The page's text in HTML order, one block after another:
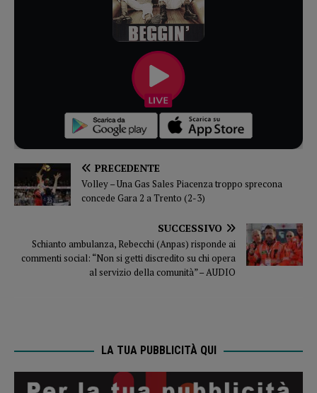
PRECEDENTE
Volley – Una Gas Sales Piacenza troppo sprecona
concede Gara 2 a Trento (2-3)
SUCCESSIVO
Schianto ambulanza, Rebecchi (Anpas) risponde ai
commenti social: “Non si getti discredito su chi opera
al servizio della comunità” – AUDIO
LA TUA PUBBLICITÀ QUI